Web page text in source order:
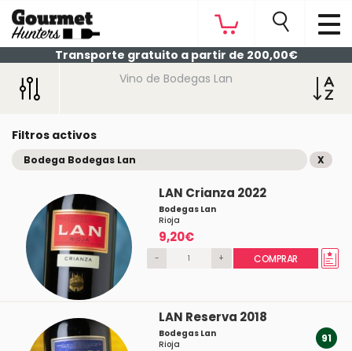
Transporte gratuito a partir de 200,00€
Vino de Bodegas Lan
Filtros activos
Bodega Bodegas Lan X
LAN Crianza 2022
Bodegas Lan
Rioja
9,20€
- + COMPRAR
LAN Reserva 2018
Bodegas Lan
Rioja
91